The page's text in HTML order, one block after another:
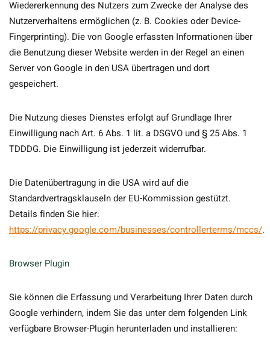
Wiedererkennung des Nutzers zum Zwecke der Analyse des
Nutzerverhaltens ermöglichen (z. B. Cookies oder Device-
Fingerprinting). Die von Google erfassten Informationen über
die Benutzung dieser Website werden in der Regel an einen
Server von Google in den USA übertragen und dort
gespeichert.
Die Nutzung dieses Dienstes erfolgt auf Grundlage Ihrer
Einwilligung nach Art. 6 Abs. 1 lit. a DSGVO und § 25 Abs. 1
TDDDG. Die Einwilligung ist jederzeit widerrufbar.
Die Datenübertragung in die USA wird auf die
Standardvertragsklauseln der EU-Kommission gestützt.
Details finden Sie hier:
https://privacy.google.com/businesses/controllerterms/mccs/.
Browser Plugin
Sie können die Erfassung und Verarbeitung Ihrer Daten durch
Google verhindern, indem Sie das unter dem folgenden Link
verfügbare Browser-Plugin herunterladen und installieren: